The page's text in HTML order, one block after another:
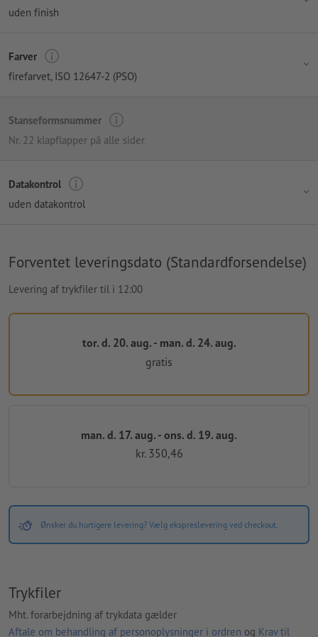
uden finish
Farver
firefarvet, ISO 12647-2 (PSO)
Stanseformsnummer
Nr. 22 klapflapper på alle sider
Datakontrol
uden datakontrol
Forventet leveringsdato (Standardforsendelse)
Levering af trykfiler til i 12:00
tor. d. 20. aug. - man. d. 24. aug.
gratis
man. d. 17. aug. - ons. d. 19. aug.
kr. 350,46
Ønsker du hurtigere levering? Vælg ekspreslevering ved checkout.
Trykfiler
Mht. forarbejdning af trykdata gælder
Aftale om behandling af personoplysninger i ordren og Krav til